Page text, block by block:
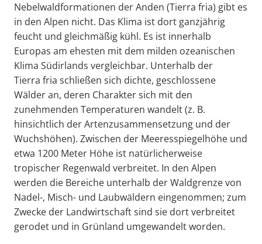
Nebelwaldformationen der Anden (Tierra fria) gibt es
in den Alpen nicht. Das Klima ist dort ganzjährig
feucht und gleichmäßig kühl. Es ist innerhalb
Europas am ehesten mit dem milden ozeanischen
Klima Südirlands vergleichbar. Unterhalb der
Tierra fria schließen sich dichte, geschlossene
Wälder an, deren Charakter sich mit den
zunehmenden Temperaturen wandelt (z. B.
hinsichtlich der Artenzusammensetzung und der
Wuchshöhen). Zwischen der Meeresspiegelhöhe und
etwa 1200 Meter Höhe ist natürlicherweise
tropischer Regenwald verbreitet. In den Alpen
werden die Bereiche unterhalb der Waldgrenze von
Nadel-, Misch- und Laubwäldern eingenommen; zum
Zwecke der Landwirtschaft sind sie dort verbreitet
gerodet und in Grünland umgewandelt worden.